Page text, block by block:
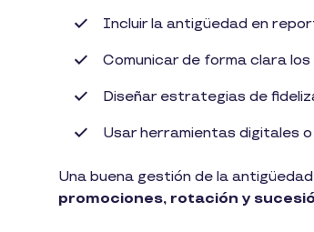
Incluir la antigüedad en
Comunicar de forma clara
Diseñar estrategias de
Usar herramientas digitales
Una buena gestión de la
promociones, rotación y